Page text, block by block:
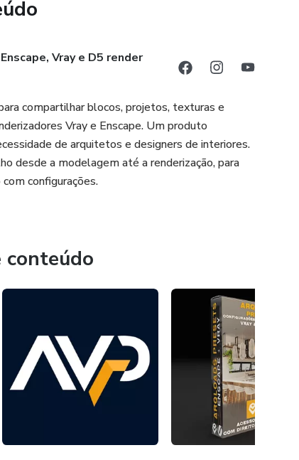
Vray e D5 render
compartilhar blocos, projetos, texturas e
Vray e Enscape. Um produto
de arquitetos e designers de interiores.
desde a modelagem até a renderização, para
configurações.
conteúdo